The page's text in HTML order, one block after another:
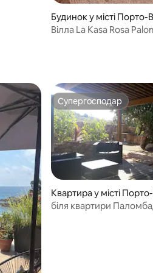
Будинок у місті Порто-
о
Вілла La Kasa Rosa
Супергосподар
Супергосподар
Квартира у місті
кьо
біля квартири